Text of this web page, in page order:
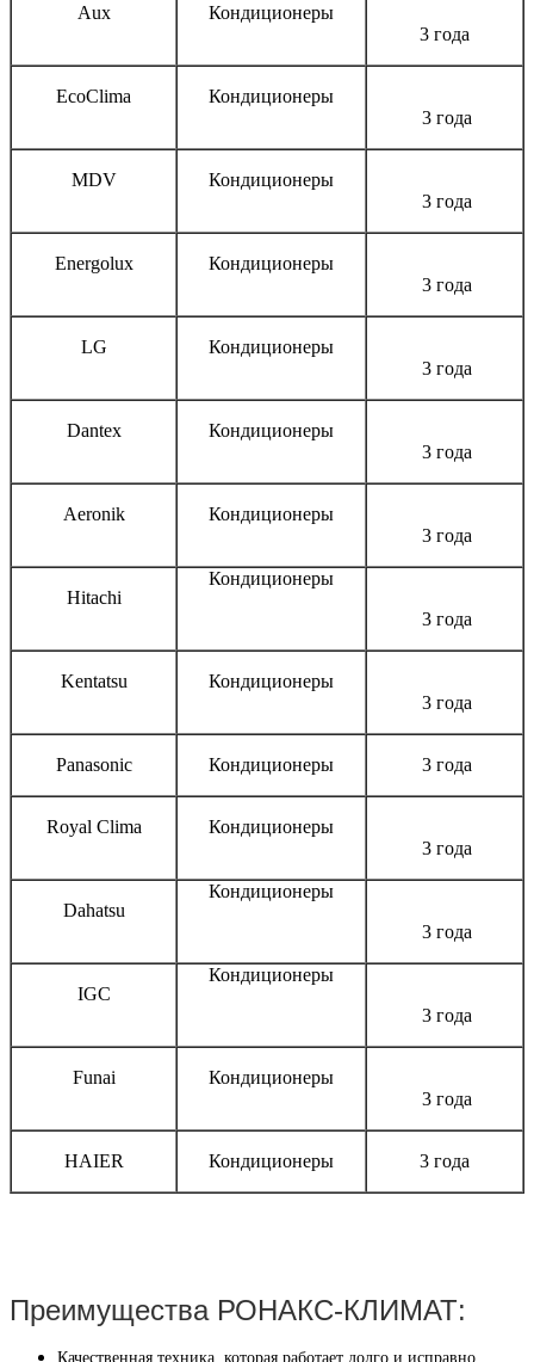
Aux
Кондиционеры
3 года
EcoClima
Кондиционеры
3 года
MDV
Кондиционеры
3 года
Energolux
Кондиционеры
3 года
LG
Кондиционеры
3 года
Dantex
Кондиционеры
3 года
Aeronik
Кондиционеры
3 года
Hitachi
Кондиционеры
3 года
Kentatsu
Кондиционеры
3 года
Panasonic Кондиционеры 3 года
Royal Clima
Кондиционеры
3 года
Dahatsu
Кондиционеры
3 года
IGC
Кондиционеры
3 года
Funai
Кондиционеры
3 года
HAIER Кондиционеры 3 года
Преимущества РОНАКС-КЛИМАТ:
Качественная техника, которая работает долго и исправно.